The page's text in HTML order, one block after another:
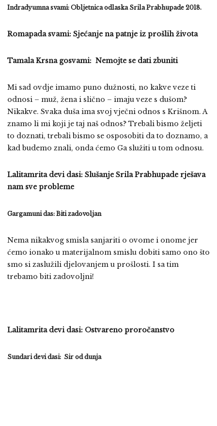
Indradyumna svami: Obljetnica odlaska Srila Prabhupade 2018.
Romapada svami: Sjećanje na patnje iz prošlih života
Tamala Krsna gosvami: Nemojte se dati zbuniti
Mi sad ovdje imamo puno dužnosti, no kakve veze ti
odnosi – muž, žena i slično – imaju veze s dušom?
Nikakve. Svaka duša ima svoj vječni odnos s Krišnom. A
znamo li mi koji je taj naš odnos? Trebali bismo željeti
to doznati, trebali bismo se osposobiti da to doznamo, a
kad budemo znali, onda ćemo Ga služiti u tom odnosu.
Lalitamrita devi dasi: Slušanje Srila Prabhupade rješava
nam sve probleme
Gargamuni das: Biti zadovoljan
Nema nikakvog smisla sanjariti o ovome i onome jer
ćemo ionako u materijalnom smislu dobiti samo ono što
smo si zaslužili djelovanjem u prošlosti. I sa tim
trebamo biti zadovoljni!
Lalitamrita devi dasi: Ostvareno proročanstvo
Sundari devi dasi: Sir od dunja